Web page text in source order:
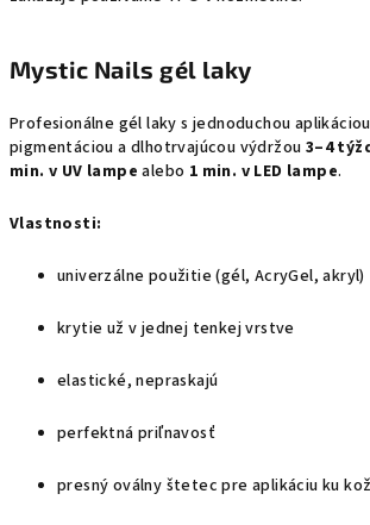
Mystic Nails gél laky
Profesionálne gél laky s jednoduchou
pigmentáciou a dlhotrvajúcou výdržou 3–4
min. v UV lampe alebo 1 min. v LED lampe.
Vlastnosti:
univerzálne použitie (gél, AcryGel, akryl)
krytie už v jednej tenkej vrstve
elastické, nepraskajú
perfektná priľnavosť
presný oválny štetec pre aplikáciu ku